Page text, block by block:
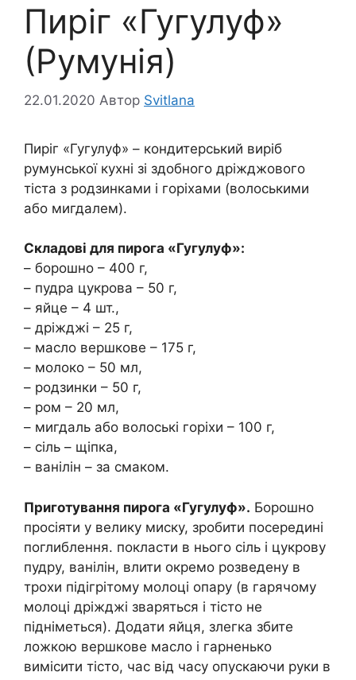
Пиріг «Гугулуф»
(Румунія)
22.01.2020 Автор Svitlana
Пиріг «Гугулуф» – кондитерський виріб
румунської кухні зі здобного дріжджового
тіста з родзинками і горіхами (волоськими
або мигдалем).
Складові для пирога «Гугулуф»:
– борошно – 400 г,
– пудра цукрова – 50 г,
– яйце – 4 шт.,
– дріжджі – 25 г,
– масло вершкове – 175 г,
– молоко – 50 мл,
– родзинки – 50 г,
– ром – 20 мл,
– мигдаль або волоські горіхи – 100 г,
– сіль – щіпка,
– ванілін – за смаком.
Приготування пирога «Гугулуф». Борошно
просіяти у велику миску, зробити посередині
поглиблення. покласти в нього сіль і цукрову
пудру, ванілін, влити окремо розведену в
трохи підігрітому молоці опару (в гарячому
молоці дріжджі зваряться і тісто не
підніметься). Додати яйця, злегка збите
ложкою вершкове масло і гарненько
вимісити тісто, час від часу опускаючи руки в